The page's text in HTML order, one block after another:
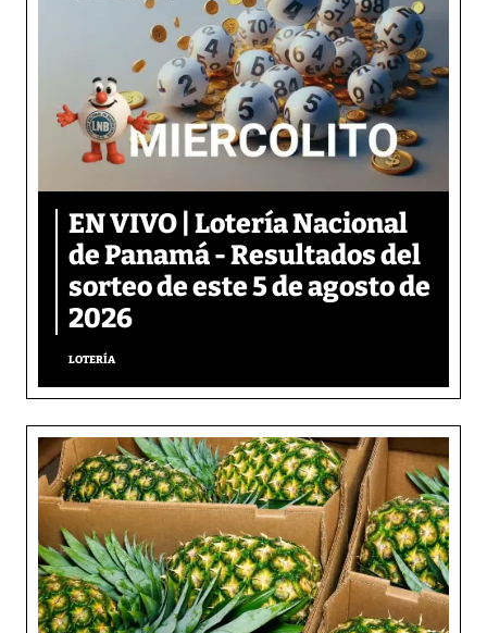
EN VIVO | Lotería Nacional
de Panamá - Resultados del
sorteo de este 5 de agosto de
2026
LOTERÍA